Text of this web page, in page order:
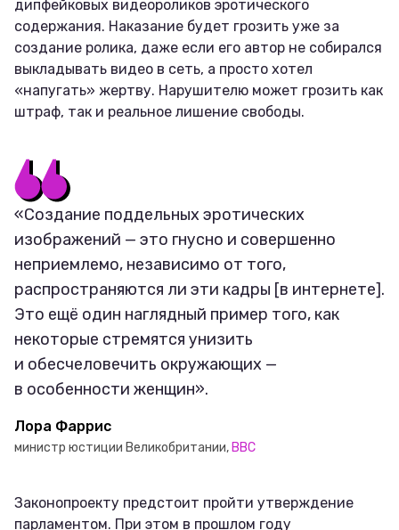
дипфейковых видеороликов эротического
содержания. Наказание будет грозить уже за
создание ролика, даже если его автор не собирался
выкладывать видео в сеть, а просто хотел
«напугать» жертву. Нарушителю может грозить как
штраф, так и реальное лишение свободы.
«Создание поддельных эротических
изображений — это гнусно и совершенно
неприемлемо, независимо от того,
распространяются ли эти кадры [в интернете].
Это ещё один наглядный пример того, как
некоторые стремятся унизить
и обесчеловечить окружающих —
в особенности женщин».
Лора Фаррис
министр юстиции Великобритании, BBC
Законопроекту предстоит пройти утверждение
парламентом. При этом в прошлом году